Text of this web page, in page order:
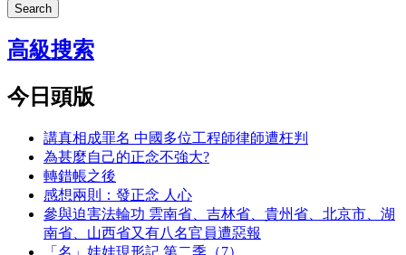
Search
高級搜索
今日頭版
講真相成罪名 中國多位工程師律師遭枉判
為甚麼自己的正念不強大?
轉錯帳之後
感想兩則：發正念 人心
參與迫害法輪功 雲南省、吉林省、貴州省、北京市、湖
南省、山西省又有八名官員遭惡報